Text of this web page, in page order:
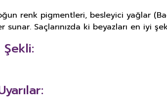
renk pigmentleri, besleyici yağlar
Saçlarınızda ki beyazları en iyi
Şekli: